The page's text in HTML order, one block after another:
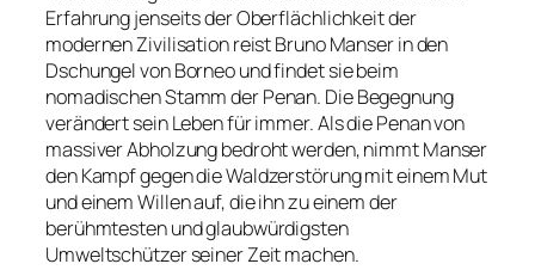
Erfahrung jenseits der Oberflächlichkeit der
modernen Zivilisation reist Bruno Manser in den
Dschungel von Borneo und findet sie beim
nomadischen Stamm der Penan. Die Begegnung
verändert sein Leben für immer. Als die Penan von
massiver Abholzung bedroht werden, nimmt Manser
den Kampf gegen die Waldzerstörung mit einem Mut
und einem Willen auf, die ihn zu einem der
berühmtesten und glaubwürdigsten
Umweltschützer seiner Zeit machen.